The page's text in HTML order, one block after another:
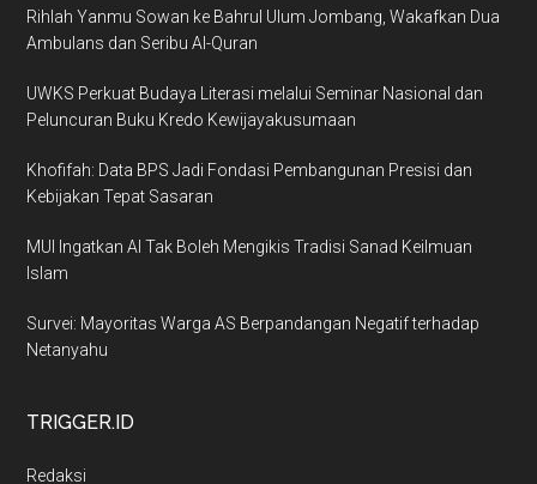
Rihlah Yanmu Sowan ke Bahrul Ulum Jombang, Wakafkan Dua
Ambulans dan Seribu Al-Quran
UWKS Perkuat Budaya Literasi melalui Seminar Nasional dan
Peluncuran Buku Kredo Kewijayakusumaan
Khofifah: Data BPS Jadi Fondasi Pembangunan Presisi dan
Kebijakan Tepat Sasaran
MUI Ingatkan AI Tak Boleh Mengikis Tradisi Sanad Keilmuan
Islam
Survei: Mayoritas Warga AS Berpandangan Negatif terhadap
Netanyahu
TRIGGER.ID
Redaksi